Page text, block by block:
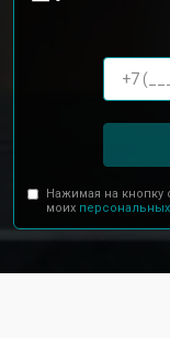
Нажимая на кнопку
моих